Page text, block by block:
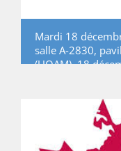
Mardi 18
salle A-2830,
(UQAM), 18